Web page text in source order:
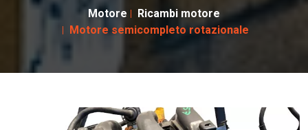
Motore
Ricambi motore
Motore semicompleto rotazionale